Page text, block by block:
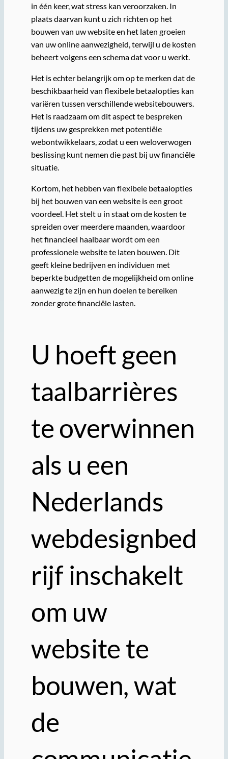
in één keer, wat stress kan veroorzaken. In
plaats daarvan kunt u zich richten op het
bouwen van uw website en het laten groeien
van uw online aanwezigheid, terwijl u de kosten
beheert volgens een schema dat voor u werkt.
Het is echter belangrijk om op te merken dat de
beschikbaarheid van flexibele betaalopties kan
variëren tussen verschillende websitebouwers.
Het is raadzaam om dit aspect te bespreken
tijdens uw gesprekken met potentiële
webontwikkelaars, zodat u een weloverwogen
beslissing kunt nemen die past bij uw financiële
situatie.
Kortom, het hebben van flexibele betaalopties
bij het bouwen van een website is een groot
voordeel. Het stelt u in staat om de kosten te
spreiden over meerdere maanden, waardoor
het financieel haalbaar wordt om een
professionele website te laten bouwen. Dit
geeft kleine bedrijven en individuen met
beperkte budgetten de mogelijkheid om online
aanwezig te zijn en hun doelen te bereiken
zonder grote financiële lasten.
U hoeft geen
taalbarrières
te overwinnen
als u een
Nederlands
webdesignbed
rijf inschakelt
om uw
website te
bouwen, wat
de